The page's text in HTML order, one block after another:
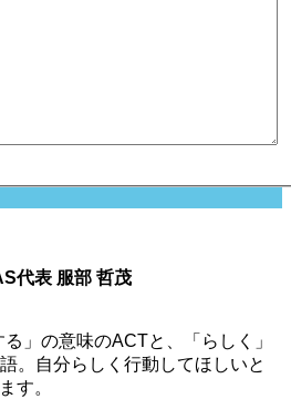
代表 服部 哲茂
」の意味のACTと、「らしく」
。自分らしく行動してほしいと
す。